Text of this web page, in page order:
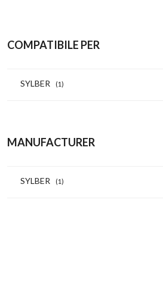
COMPATIBILE PER
SYLBER (1)
MANUFACTURER
SYLBER (1)